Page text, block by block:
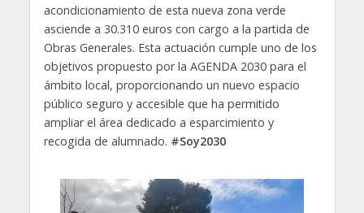
acondicionamiento de esta nueva zona verde
asciende a 30.310 euros con cargo a la partida de
Obras Generales. Esta actuación cumple uno de los
objetivos propuesto por la AGENDA 2030 para el
ámbito local, proporcionando un nuevo espacio
público seguro y accesible que ha permitido
ampliar el área dedicado a esparcimiento y
recogida de alumnado. #Soy2030